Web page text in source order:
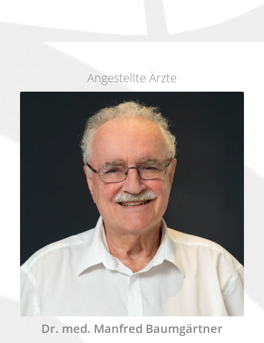
Angestellte Ärzte
Dr. med. Manfred Baumgärtner